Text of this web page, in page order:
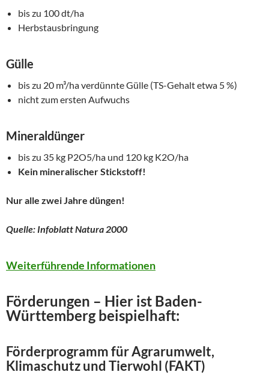
bis zu 100 dt/ha
Herbstausbringung
Gülle
bis zu 20 m³/ha verdünnte Gülle (TS-Gehalt etwa 5 %)
nicht zum ersten Aufwuchs
Mineraldünger
bis zu 35 kg P2O5/ha und 120 kg K2O/ha
Kein mineralischer Stickstoff!
Nur alle zwei Jahre düngen!
Quelle: Infoblatt Natura 2000
Weiterführende Informationen
Förderungen – Hier ist Baden-
Württemberg beispielhaft:
Förderprogramm für Agrarumwelt,
Klimaschutz und Tierwohl (FAKT)